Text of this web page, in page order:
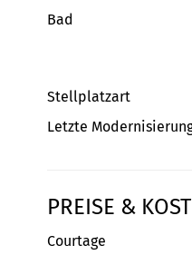
Bad
Stellplatzart
Letzte
PREISE &
Courtage